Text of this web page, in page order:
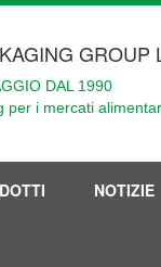
GROUP
DAL 1990
per i mercati
NOTIZIE